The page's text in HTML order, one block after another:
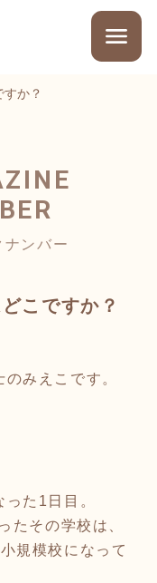
か？
ナンバー
こですか？
みえこです。
た1日目。
たその学校は、
規模校になって